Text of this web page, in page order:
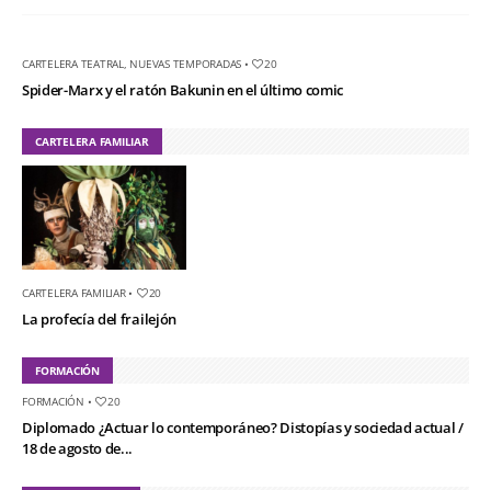
CARTELERA TEATRAL NUEVAS TEMPORADAS • 20
Spider-Marx y el ratón Bakunin en el último comic
CARTELERA FAMILIAR
CARTELERA FAMILIAR• 20
La profecía del frailejón
FORMACIÓN
FORMACIÓN • 20
Diplomado ¿Actuar lo contemporáneo? Distopías y sociedad actual /
18 de agosto de...